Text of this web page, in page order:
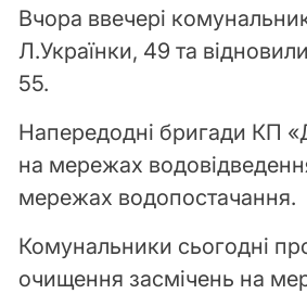
Вчора ввечері
Л.Українки, 49 та
55.
Напередодні бригади КП
на мережах
мережах водопостачання.
Комунальники сьогодні
очищення засмічень на